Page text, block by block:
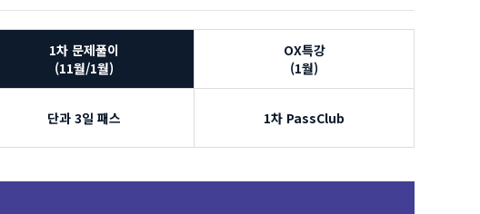
1차 문제풀이
(11월/1월)
OX특강
(1월)
단과 3일 패스 1차 PassClub